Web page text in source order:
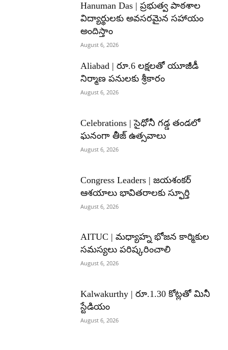
Hanuman Das | ప్రభుత్వ పాఠశాల
విద్యార్థులకు అవసరమైన సహాయం
అందిస్తాం
August 6, 2026
Aliabad | రూ.6 లక్షలతో యూజీడీ
నిర్మాణ పనులకు శ్రీకారం
August 6, 2026
Celebrations | సైధోనీ గడ్డ తండలో
ఘనంగా తీజ్ ఉత్సవాలు
August 6, 2026
Congress Leaders | జయశంకర్
ఆశయాలు భావితరాలకు స్ఫూర్తి
August 6, 2026
AITUC | మధ్యాహ్న భోజన కార్మికుల
సమస్యలు పరిష్కరించాలి
August 6, 2026
Kalwakurthy | రూ.1.30 కోట్లతో మినీ
స్టేడియం
August 6, 2026